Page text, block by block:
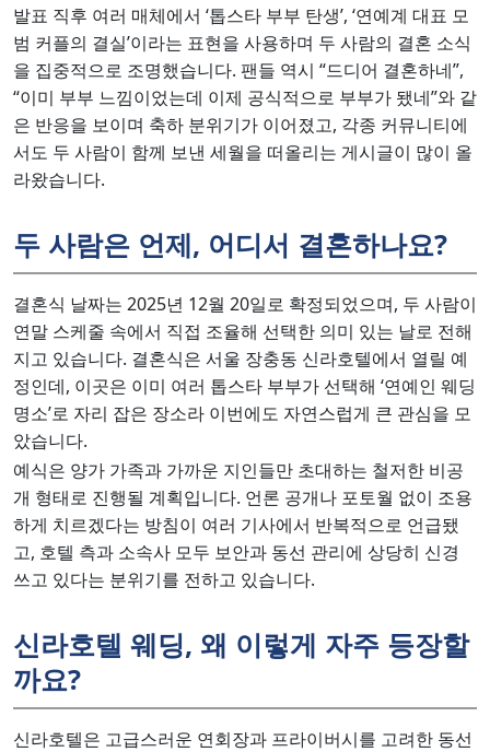
발표 직후 여러 매체에서 ‘톱스타 부부 탄생’, ‘연예계 대표 모
범 커플의 결실’이라는 표현을 사용하며 두 사람의 결혼 소식
을 집중적으로 조명했습니다. 팬들 역시 “드디어 결혼하네”,
“이미 부부 느낌이었는데 이제 공식적으로 부부가 됐네”와 같
은 반응을 보이며 축하 분위기가 이어졌고, 각종 커뮤니티에
서도 두 사람이 함께 보낸 세월을 떠올리는 게시글이 많이 올
라왔습니다.
두 사람은 언제, 어디서 결혼하나요?
결혼식 날짜는 2025년 12월 20일로 확정되었으며, 두 사람이
연말 스케줄 속에서 직접 조율해 선택한 의미 있는 날로 전해
지고 있습니다. 결혼식은 서울 장충동 신라호텔에서 열릴 예
정인데, 이곳은 이미 여러 톱스타 부부가 선택해 ‘연예인 웨딩
명소’로 자리 잡은 장소라 이번에도 자연스럽게 큰 관심을 모
았습니다.
예식은 양가 가족과 가까운 지인들만 초대하는 철저한 비공
개 형태로 진행될 계획입니다. 언론 공개나 포토월 없이 조용
하게 치르겠다는 방침이 여러 기사에서 반복적으로 언급됐
고, 호텔 측과 소속사 모두 보안과 동선 관리에 상당히 신경
쓰고 있다는 분위기를 전하고 있습니다.
신라호텔 웨딩, 왜 이렇게 자주 등장할
까요?
신라호텔은 고급스러운 연회장과 프라이버시를 고려한 동선